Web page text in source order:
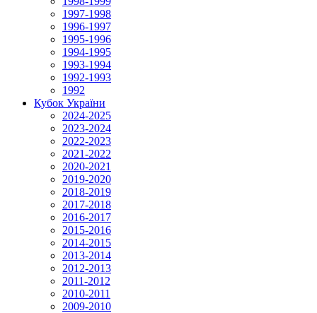
1997-1998
1996-1997
1995-1996
1994-1995
1993-1994
1992-1993
1992
Кубок України
2024-2025
2023-2024
2022-2023
2021-2022
2020-2021
2019-2020
2018-2019
2017-2018
2016-2017
2015-2016
2014-2015
2013-2014
2012-2013
2011-2012
2010-2011
2009-2010